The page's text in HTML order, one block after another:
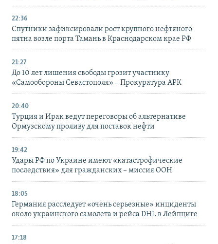
22:36
Спутники зафиксировали рост крупного нефтяного
пятна возле порта Тамань в Краснодарском крае РФ
21:27
До 10 лет лишения свободы грозит участнику
«Самообороны Севастополя» – Прокуратура АРК
20:40
Турция и Ирак ведут переговоры об альтернативе
Ормузскому проливу для поставок нефти
19:42
Удары РФ по Украине имеют «катастрофические
последствия» для гражданских – миссия ООН
18:05
Германия расследует «очень серьезные» инциденты
около украинского самолета и рейса DHL в Лейпциге
17:18